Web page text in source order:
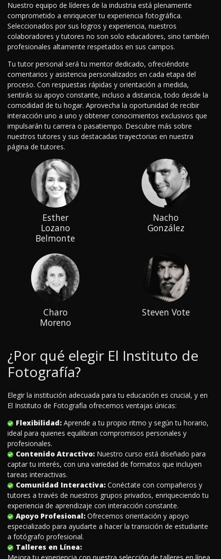
Nuestro equipo de líderes de la industria está plenamente
comprometido a enriquecer tu experiencia fotográfica.
Seleccionados por sus logros y experiencia, nuestros
colaboradores y tutores no son solo educadores, sino también
profesionales altamente respetados en sus campos.
Tu tutor personal será tu mentor dedicado, ofreciéndote
comentarios y asistencia personalizados en cada etapa del
proceso. Con respuestas rápidas y orientación a medida,
sentirás su apoyo constante, incluso a distancia, todo desde la
comodidad de tu hogar. Aprovecha la oportunidad de recibir
interacción uno a uno y obtener conocimientos exclusivos que
impulsarán tu carrera o pasatiempo. Descubre más sobre
nuestros tutores y sus destacadas trayectorias en nuestra
página de tutores.
Esther
Lozano
Belmonte
Nacho
González
Charo
Moreno
Steven Vote
¿Por qué elegir El Instituto de
Fotografía?
Elegir la institución adecuada para tu educación es crucial, y en
El Instituto de Fotografía ofrecemos ventajas únicas:
Flexibilidad: Aprende a tu propio ritmo y según tu horario,
ideal para quienes equilibran compromisos personales y
profesionales.
Contenido Atractivo: Nuestro curso está diseñado para
captar tu interés, con una variedad de formatos que incluyen
tareas interactivas.
Comunidad Interactiva: Conéctate con compañeros y
tutores a través de nuestros grupos privados, enriqueciendo tu
experiencia de aprendizaje con interacción constante.
Apoyo Profesional: Ofrecemos orientación y apoyo
especializado para ayudarte a hacer la transición de estudiante
a fotógrafo profesional.
Talleres en Línea: